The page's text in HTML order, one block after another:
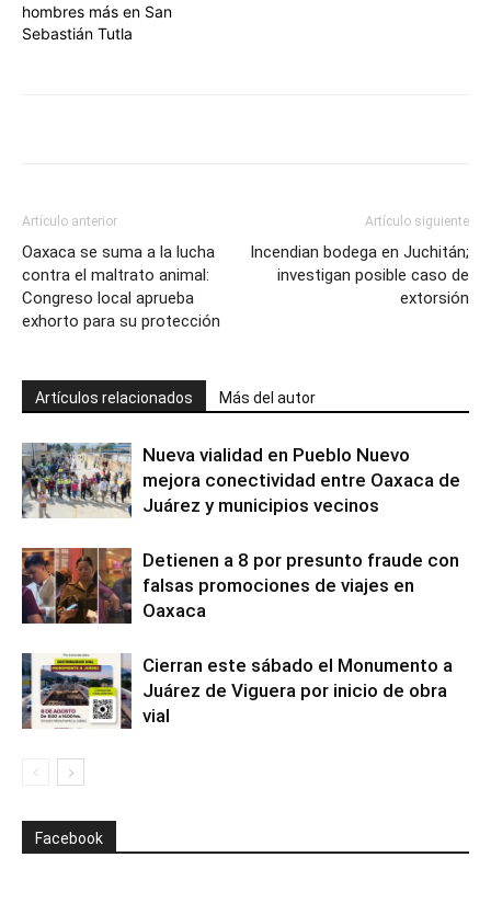
hombres más en San
Sebastián Tutla
Artículo anterior
Oaxaca se suma a la lucha
contra el maltrato animal:
Congreso local aprueba
exhorto para su protección
Artículo siguiente
Incendian bodega en Juchitán;
investigan posible caso de
extorsión
Artículos relacionados Más del autor
Nueva vialidad en Pueblo Nuevo
mejora conectividad entre Oaxaca de
Juárez y municipios vecinos
Detienen a 8 por presunto fraude con
falsas promociones de viajes en
Oaxaca
Cierran este sábado el Monumento a
Juárez de Viguera por inicio de obra
vial
Facebook